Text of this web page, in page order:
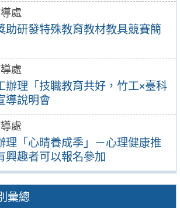
處
助研發特殊教育教材教具競賽簡
處
辦理「技職教育共好，竹工×臺科
導說明會
處
理「心晴養成季」－心理健康推
興趣者可以報名參加
彙總